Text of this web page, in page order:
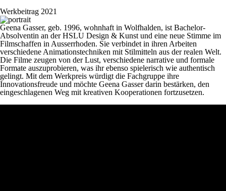
Werkbeitrag 2021
Geena Gasser, geb. 1996, wohnhaft in Wolfhalden, ist Bachelor-
Absolventin an der HSLU Design & Kunst und eine neue Stimme im
Filmschaffen in Ausserrhoden. Sie verbindet in ihren Arbeiten
verschiedene Animationstechniken mit Stilmitteln aus der realen Welt.
Die Filme zeugen von der Lust, verschiedene narrative und formale
Formate auszuprobieren, was ihr ebenso spielerisch wie authentisch
gelingt. Mit dem Werkpreis würdigt die Fachgruppe ihre
Innovationsfreude und möchte Geena Gasser darin bestärken, den
eingeschlagenen Weg mit kreativen Kooperationen fortzusetzen.